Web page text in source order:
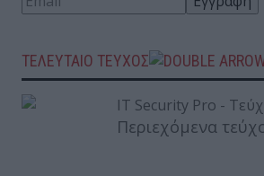
ΤΕΛΕΥΤΑΙΟ ΤΕΥΧΟΣ
Περιεχόμενα